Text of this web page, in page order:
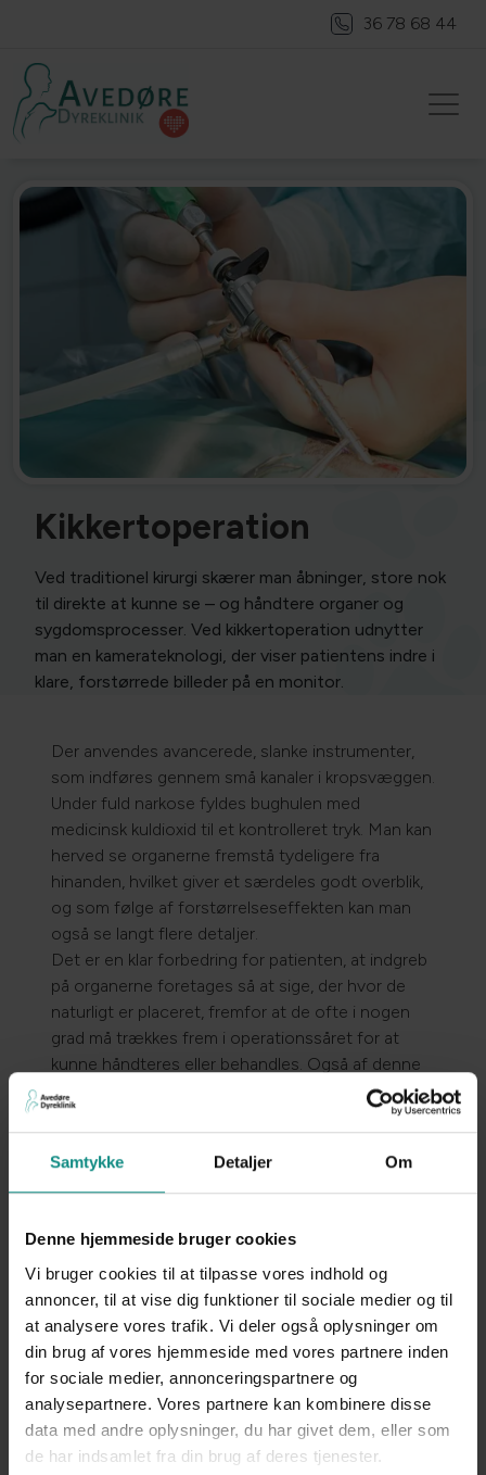
Samtykke Detaljer Om
Denne hjemmeside bruger cookies
Vi bruger cookies til at tilpasse vores indhold og
annoncer, til at vise dig funktioner til sociale medier og til
at analysere vores trafik. Vi deler også oplysninger om
din brug af vores hjemmeside med vores partnere inden
for sociale medier, annonceringspartnere og
analysepartnere. Vores partnere kan kombinere disse
data med andre oplysninger, du har givet dem, eller som
de har indsamlet fra din brug af deres tjenester.
36 78 68 44
Hvad leder du efter?
Kikkertoperation
Ved traditionel kirurgi skærer man åbninger, store nok
til direkte at kunne se – og håndtere organer og
sygdomsprocesser. Ved kikkertoperation udnytter
man en kamerateknologi, der viser patientens indre i
klare, forstørrede billeder på en monitor.
Der anvendes avancerede, slanke instrumenter,
som indføres gennem små kanaler i kropsvæggen.
Under fuld narkose fyldes bughulen med
medicinsk kuldioxid til et kontrolleret tryk. Man kan
herved se organerne fremstå tydeligere fra
hinanden, hvilket giver et særdeles godt overblik,
og som følge af forstørrelseseffekten kan man
også se langt flere detaljer.
Det er en klar forbedring for patienten, at indgreb
på organerne foretages så at sige, der hvor de
naturligt er placeret, fremfor at de ofte i nogen
grad må trækkes frem i operationssåret for at
kunne håndteres eller behandles. Også af denne
grund er smerte eller ømhed efter
kikkertoperation som oftest mindre end ved åben
undersøgelser i litteraturen har da også kunnet
dokumentere dette. Ligeledes er
sårkomplikationer på de ganske små
sammensyninger (ofte kun et enkelt sting) meget
sjældne.
Ved operationen indgår en del mere teknologisk
udstyr end ved almindelig kirurgi, og der medvirker
også flere personer. Alle patienter overvåges
(monitoreres) af specialuddannet personale, og vi